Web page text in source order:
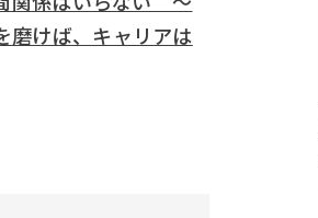
磨けば、キャリアは